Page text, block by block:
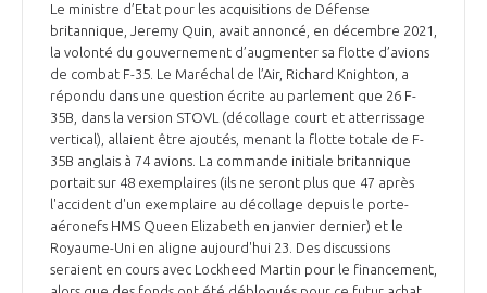
Le ministre d’Etat pour les acquisitions de Défense
britannique, Jeremy Quin, avait annoncé, en décembre 2021,
la volonté du gouvernement d’augmenter sa flotte d’avions
de combat F-35. Le Maréchal de l’Air, Richard Knighton, a
répondu dans une question écrite au parlement que 26 F-
35B, dans la version STOVL (décollage court et atterrissage
vertical), allaient être ajoutés, menant la flotte totale de F-
35B anglais à 74 avions. La commande initiale britannique
portait sur 48 exemplaires (ils ne seront plus que 47 après
l'accident d'un exemplaire au décollage depuis le porte-
aéronefs HMS Queen Elizabeth en janvier dernier) et le
Royaume-Uni en aligne aujourd'hui 23. Des discussions
seraient en cours avec Lockheed Martin pour le financement,